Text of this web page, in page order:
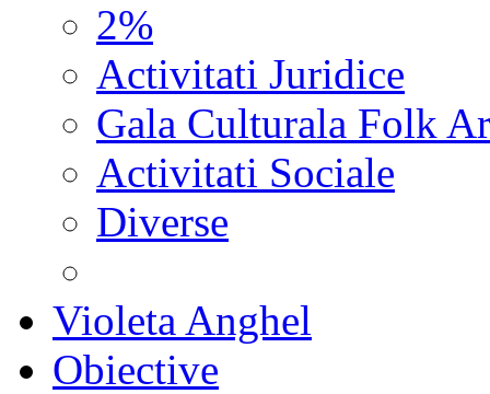
2%
Activitati Juridice
Gala Culturala Folk
Activitati Sociale
Diverse
Violeta Anghel
Obiective